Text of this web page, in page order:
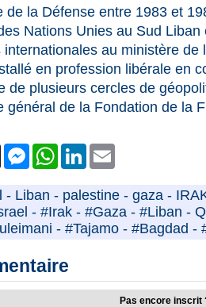
de la Défense entre 1983 et
Nations Unies au Sud
au ministère de
en profession libérale en
de plusieurs cercles de
général de la Fondation de la
Threads MessengerWhatsAppLinkedIn
- Liban - palestine - gaza -
- #Irak - #Gaza - #Liban -
- #Tajamo - #Bagdad -
Pas encore inscrit